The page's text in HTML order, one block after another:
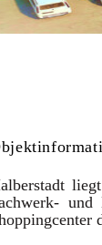
und